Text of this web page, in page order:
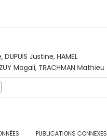
DUPUIS Justine, HAMEL
Magali, TRACHMAN Mathieu
PUBLICATIONS CONNEXES